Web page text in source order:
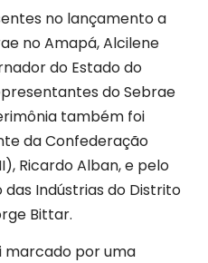
no lançamento a
no Amapá, Alcilene
do Estado do
do Sebrae
também foi
da Confederação
Ricardo Alban, e pelo
Indústrias do Distrito
Bittar.
marcado por uma